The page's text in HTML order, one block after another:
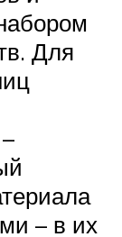
Для
– в их